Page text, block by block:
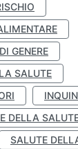
GENERE
SALUTE
DELLA
SALUTE